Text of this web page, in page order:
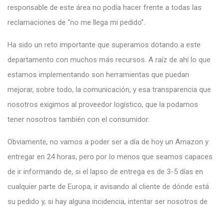
responsable de este área no podía hacer frente a todas las
reclamaciones de “no me llega mi pedido”.
Ha sido un reto importante que superamos dotando a este
departamento con muchos más recursos. A raíz de ahí lo que
estamos implementando son herramientas que puedan
mejorar, sobre todo, la comunicación, y esa transparencia que
nosotros exigimos al proveedor logístico, que la podamos
tener nosotros también con el consumidor.
Obviamente, no vamos a poder ser a día de hoy un Amazon y
entregar en 24 horas, pero por lo menos que seamos capaces
de ir informando de, si el lapso de entrega es de 3-5 días en
cualquier parte de Europa, ir avisando al cliente de dónde está
su pedido y, si hay alguna incidencia, intentar ser nosotros de